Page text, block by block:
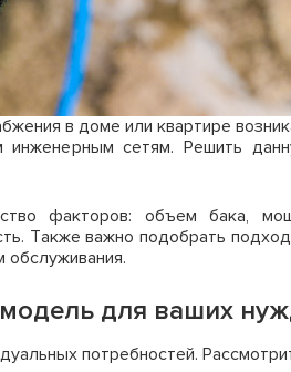
в доме или квартире
сетям. Решить
факторов: объем бака,
Также важно подобрать
обслуживания.
для ваших
потребностей.